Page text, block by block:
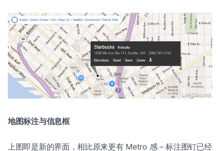
地图标注与信息框
上图即是新的界面，相比原来更有 Metro 感 – 标注图钉已经